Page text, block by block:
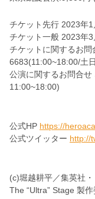
チケット先行 2023年
チケット一般 2023年
チケットに関するお
6683(11:00~18:00/土
公演に関するお問合せ
11:00~18:00)
公式HP https://
公式ツイッター http://
(c)堀越耕平／集英社
The “Ultra” Stage 製